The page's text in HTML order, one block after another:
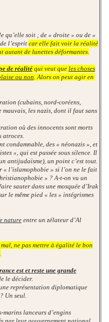
qu’elle soit ; de « droite » ou de «
l’esprit car elle fait voir la réalité
autant de lunettes déformantes.
de réalitéqui veut que les choses
ou non. Alors on peut agir en
(cubains, nord-coréens,
les nazis, dont il faut sans
où des innocents sont morts
atroces.
condamnable, des « néonazis », et
», qui est passée sous silence. Il
antijudaïsme), un point c’est tout.
l’islamophobie » si l’on ne le fait
» ? A-t-on vu un
sauter dans une mosquée d’Irak
le même pied « les » intégrismes
natureentre un zélateur d’Al
ne pas mettre à égalité le bon
est et reste une grande
le décider.
représentation diplomatique
Un seul.
marins lanceurs d’engins